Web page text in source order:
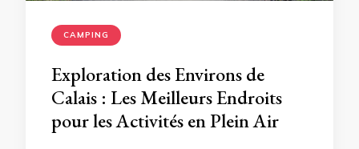
CAMPING
Exploration des Environs de
Calais : Les Meilleurs Endroits
pour les Activités en Plein Air